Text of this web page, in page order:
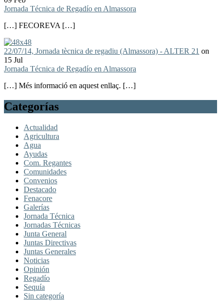
Jornada Técnica de Regadío en Almassora
[…] FECOREVA […]
22/07/14, Jornada tècnica de regadiu (Almassora) - ALTER 21 on
15 Jul
Jornada Técnica de Regadío en Almassora
[…] Més informació en aquest enllaç. […]
Categorías
Actualidad
Agricultura
Agua
Ayudas
Com. Regantes
Comunidades
Convenios
Destacado
Fenacore
Galerías
Jornada Técnica
Jornadas Técnicas
Junta General
Juntas Directivas
Juntas Generales
Noticias
Opinión
Regadío
Sequía
Sin categoría